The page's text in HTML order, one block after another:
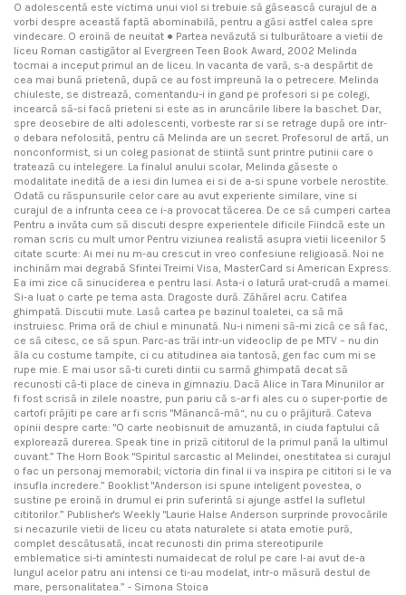
O adolescentă este victima unui viol si trebuie să găsească curajul de a
vorbi despre această faptă abominabilă, pentru a găsi astfel calea spre
vindecare. O eroină de neuitat ● Partea nevăzută si tulburătoare a vietii de
liceu Roman castigător al Evergreen Teen Book Award, 2002 Melinda
tocmai a inceput primul an de liceu. In vacanta de vară, s-a despărtit de
cea mai bună prietenă, după ce au fost impreună la o petrecere. Melinda
chiuleste, se distrează, comentandu-i in gand pe profesori si pe colegi,
incearcă să-si facă prieteni si este as in aruncările libere la baschet. Dar,
spre deosebire de alti adolescenti, vorbeste rar si se retrage după ore intr-
o debara nefolosită, pentru că Melinda are un secret. Profesorul de artă, un
nonconformist, si un coleg pasionat de stiintă sunt printre putinii care o
tratează cu intelegere. La finalul anului scolar, Melinda găseste o
modalitate inedită de a iesi din lumea ei si de a-si spune vorbele nerostite.
Odată cu răspunsurile celor care au avut experiente similare, vine si
curajul de a infrunta ceea ce i-a provocat tăcerea. De ce să cumperi cartea
Pentru a invăta cum să discuti despre experientele dificile Fiindcă este un
roman scris cu mult umor Pentru viziunea realistă asupra vietii liceenilor 5
citate scurte: Ai mei nu m-au crescut in vreo confesiune religioasă. Noi ne
inchinăm mai degrabă Sfintei Treimi Visa, MasterCard si American Express.
Ea imi zice că sinuciderea e pentru lasi. Asta-i o latură urat-crudă a mamei.
Si-a luat o carte pe tema asta. Dragoste dură. Zăhărel acru. Catifea
ghimpată. Discutii mute. Lasă cartea pe bazinul toaletei, ca să mă
instruiesc. Prima oră de chiul e minunată. Nu-i nimeni să-mi zică ce să fac,
ce să citesc, ce să spun. Parc-as trăi intr-un videoclip de pe MTV – nu din
ăla cu costume tampite, ci cu atitudinea aia tantosă, gen fac cum mi se
rupe mie. E mai usor să-ti cureti dintii cu sarmă ghimpată decat să
recunosti că-ti place de cineva in gimnaziu. Dacă Alice in Tara Minunilor ar
fi fost scrisă in zilele noastre, pun pariu că s-ar fi ales cu o super-portie de
cartofi prăjiti pe care ar fi scris "Mănancă-mă“, nu cu o prăjitură. Cateva
opinii despre carte: "O carte neobisnuit de amuzantă, in ciuda faptului că
explorează durerea. Speak tine in priză cititorul de la primul pană la ultimul
cuvant.” The Horn Book "Spiritul sarcastic al Melindei, onestitatea si curajul
o fac un personaj memorabil; victoria din final ii va inspira pe cititori si le va
insufla incredere.” Booklist "Anderson isi spune inteligent povestea, o
sustine pe eroină in drumul ei prin suferintă si ajunge astfel la sufletul
cititorilor.” Publisher's Weekly "Laurie Halse Anderson surprinde provocările
si necazurile vietii de liceu cu atata naturalete si atata emotie pură,
complet descătusată, incat recunosti din prima stereotipurile
emblematice si-ti amintesti numaidecat de rolul pe care l-ai avut de-a
lungul acelor patru ani intensi ce ti-au modelat, intr-o măsură destul de
mare, personalitatea.” - Simona Stoica